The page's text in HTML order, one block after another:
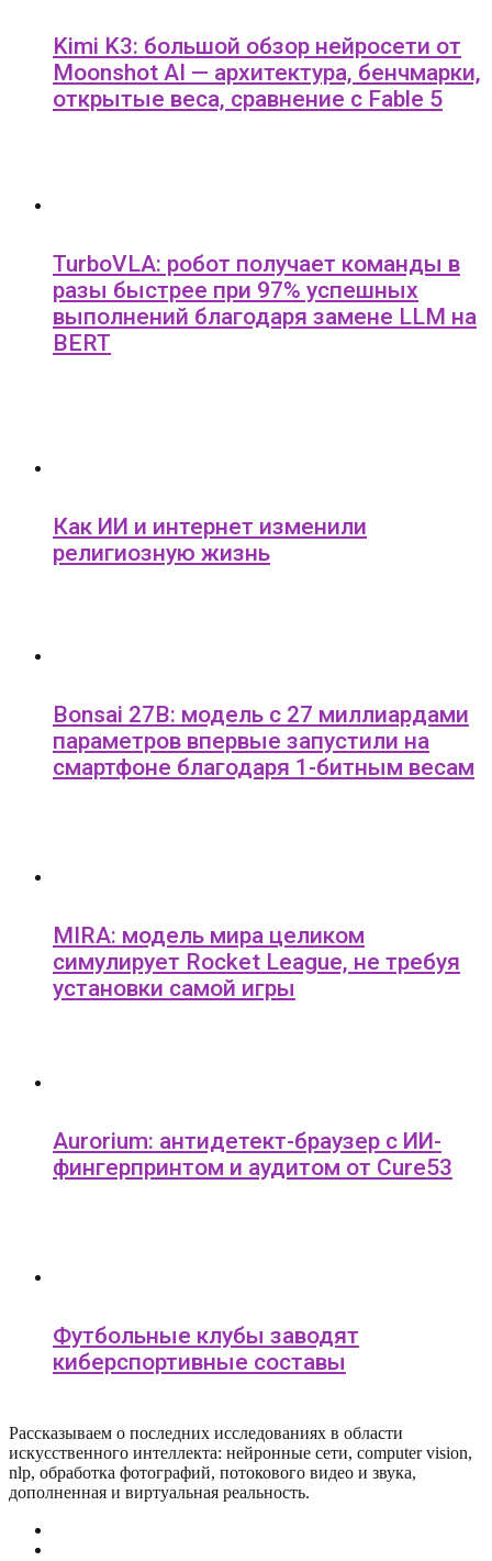
Kimi K3: большой обзор нейросети от
Moonshot AI — архитектура, бенчмарки,
открытые веса, сравнение с Fable 5
TurboVLA: робот получает команды в
разы быстрее при 97% успешных
выполнений благодаря замене LLM на
BERT
Как ИИ и интернет изменили
религиозную жизнь
Bonsai 27B: модель с 27 миллиардами
параметров впервые запустили на
смартфоне благодаря 1-битным весам
MIRA: модель мира целиком
симулирует Rocket League, не требуя
установки самой игры
Aurorium: антидетект-браузер с ИИ-
фингерпринтом и аудитом от Cure53
Футбольные клубы заводят
киберспортивные составы
Рассказываем о последних исследованиях в области
искусcтвенного интеллекта: нейронные сети, computer vision,
nlp, обработка фотографий, потокового видео и звука,
дополненная и виртуальная реальность.